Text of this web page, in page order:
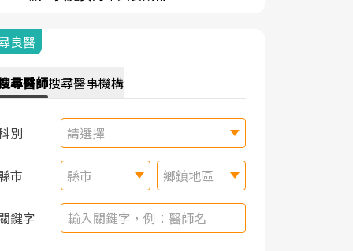
良醫
尋醫師搜尋醫事機構
別 請選擇
市 縣市 鄉鎮地區
鍵字